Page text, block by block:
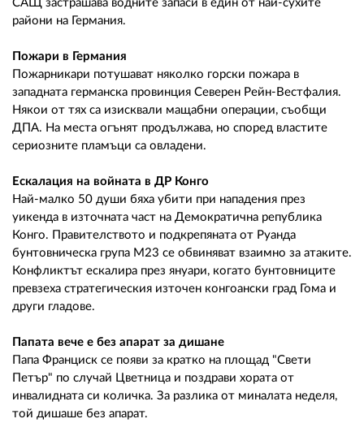
САЩ застрашава водните запаси в един от най-сухите
райони на Германия.
Пожари в Германия
Пожарникари потушават няколко горски пожара в
западната германска провинция Северен Рейн-Вестфалия.
Някои от тях са изисквали мащабни операции, съобщи
ДПА. На места огънят продължава, но според властите
сериозните пламъци са овладени.
Ескалация на войната в ДР Конго
Най-малко 50 души бяха убити при нападения през
уикенда в източната част на Демократична република
Конго. Правителството и подкрепяната от Руанда
бунтовническа група М23 се обвиняват взаимно за атаките.
Конфликтът ескалира през януари, когато бунтовниците
превзеха стратегическия източен конгоански град Гома и
други гладове.
Папата вече е без апарат за дишане
Папа Франциск се появи за кратко на площад "Свети
Петър" по случай Цветница и поздрави хората от
инвалидната си количка. За разлика от миналата неделя,
той дишаше без апарат.
ПОЛИТИКА ЗА БИСКВИТКИТЕ
ПОЛИТИКАТА ЗА
ПОВЕРИТЕЛНОСТ